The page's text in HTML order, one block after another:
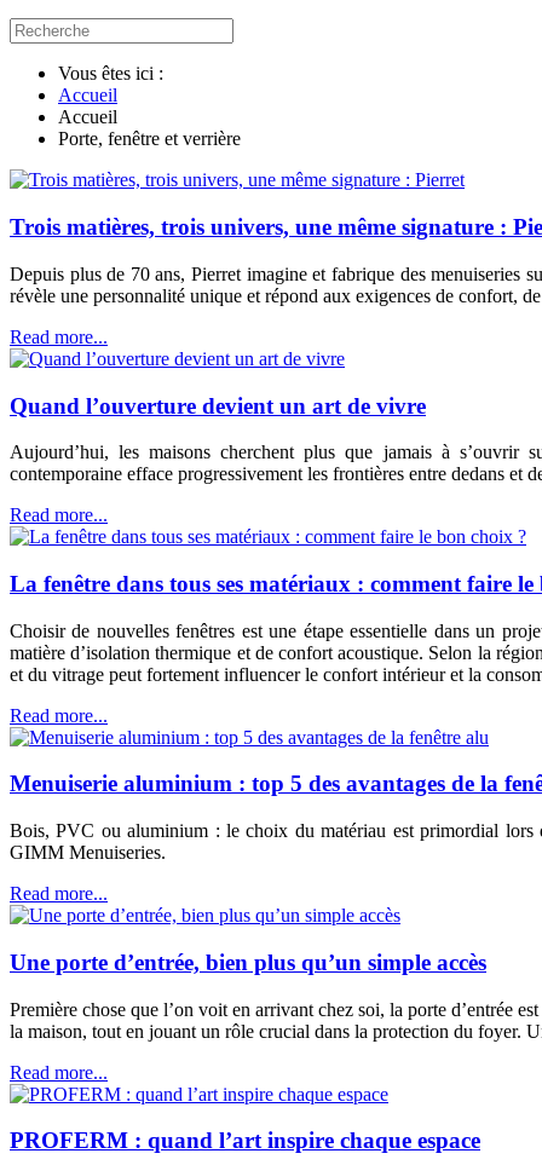
Vous êtes ici :
Accueil
Accueil
Porte, fenêtre et verrière
Trois matières, trois univers, une même signature :
Depuis plus de 70 ans, Pierret imagine et fabrique des
révèle une personnalité unique et répond aux exigences de confort,
Read more...
Quand l’ouverture devient un art de vivre
Aujourd’hui, les maisons cherchent plus que jamais à s’ouvrir
contemporaine efface progressivement les frontières entre dedans et
Read more...
La fenêtre dans tous ses matériaux : comment faire
Choisir de nouvelles fenêtres est une étape essentielle dans un
matière d’isolation thermique et de confort acoustique. Selon la
et du vitrage peut fortement influencer le confort intérieur et la
Read more...
Menuiserie aluminium : top 5 des avantages de la
Bois, PVC ou aluminium : le choix du matériau est primordial lors
GIMM Menuiseries.
Read more...
Une porte d’entrée, bien plus qu’un simple accès
Première chose que l’on voit en arrivant chez soi, la porte d’entrée
la maison, tout en jouant un rôle crucial dans la protection du foyer.
Read more...
PROFERM : quand l’art inspire chaque espace